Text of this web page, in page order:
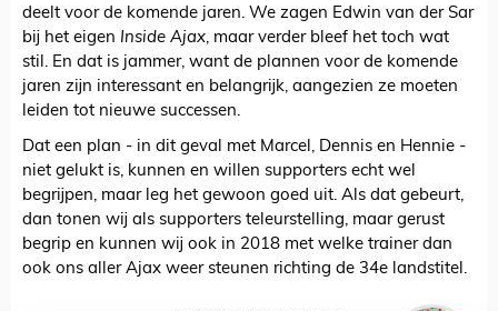
deelt voor de komende jaren. We zagen Edwin van der Sar
bij het eigen Inside Ajax, maar verder bleef het toch wat
stil. En dat is jammer, want de plannen voor de komende
jaren zijn interessant en belangrijk, aangezien ze moeten
leiden tot nieuwe successen.
Dat een plan - in dit geval met Marcel, Dennis en Hennie -
niet gelukt is, kunnen en willen supporters echt wel
begrijpen, maar leg het gewoon goed uit. Als dat gebeurt,
dan tonen wij als supporters teleurstelling, maar gerust
begrip en kunnen wij ook in 2018 met welke trainer dan
ook ons aller Ajax weer steunen richting de 34e landstitel.